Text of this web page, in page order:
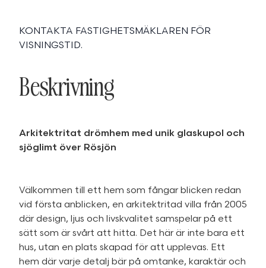
KONTAKTA FASTIGHETSMÄKLAREN FÖR
VISNINGSTID.
Beskrivning
Arkitektritat drömhem med unik glaskupol och
sjöglimt över Rösjön
Välkommen till ett hem som fångar blicken redan
vid första anblicken, en arkitektritad villa från 2005
där design, ljus och livskvalitet samspelar på ett
sätt som är svårt att hitta. Det här är inte bara ett
hus, utan en plats skapad för att upplevas. Ett
hem där varje detalj bär på omtanke, karaktär och